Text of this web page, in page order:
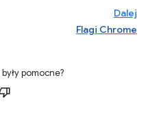
Dalej
Flagi Chrome
pomocne?